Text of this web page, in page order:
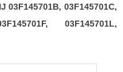
03F145701B, 03F145701C,
03F145701L,